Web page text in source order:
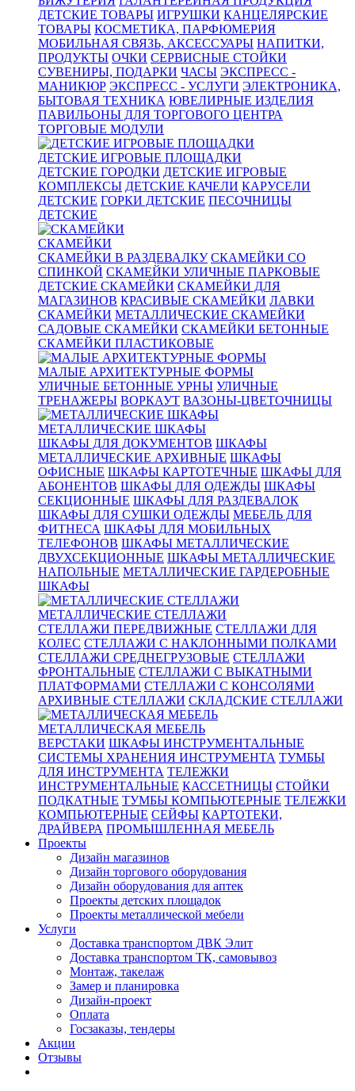
ДЕТСКИЕ ТОВАРЫ ИГРУШКИ КАНЦЕЛЯРСКИЕ
ТОВАРЫ КОСМЕТИКА, ПАРФЮМЕРИЯ
МОБИЛЬНАЯ СВЯЗЬ, АКСЕССУАРЫ НАПИТКИ,
ПРОДУКТЫ ОЧКИ СЕРВИСНЫЕ СТОЙКИ
СУВЕНИРЫ, ПОДАРКИ ЧАСЫ ЭКСПРЕСС -
МАНИКЮР ЭКСПРЕСС - УСЛУГИ ЭЛЕКТРОНИКА,
БЫТОВАЯ ТЕХНИКА ЮВЕЛИРНЫЕ ИЗДЕЛИЯ
ПАВИЛЬОНЫ ДЛЯ ТОРГОВОГО ЦЕНТРА
ТОРГОВЫЕ МОДУЛИ
ДЕТСКИЕ ИГРОВЫЕ ПЛОЩАДКИ
ДЕТСКИЕ ГОРОДКИ ДЕТСКИЕ ИГРОВЫЕ
КОМПЛЕКСЫ ДЕТСКИЕ КАЧЕЛИ КАРУСЕЛИ
ДЕТСКИЕ ГОРКИ ДЕТСКИЕ ПЕСОЧНИЦЫ
ДЕТСКИЕ
СКАМЕЙКИ
СКАМЕЙКИ В РАЗДЕВАЛКУ СКАМЕЙКИ СО
СПИНКОЙ СКАМЕЙКИ УЛИЧНЫЕ ПАРКОВЫЕ
ДЕТСКИЕ СКАМЕЙКИ СКАМЕЙКИ ДЛЯ
МАГАЗИНОВ КРАСИВЫЕ СКАМЕЙКИ ЛАВКИ
СКАМЕЙКИ МЕТАЛЛИЧЕСКИЕ СКАМЕЙКИ
САДОВЫЕ СКАМЕЙКИ СКАМЕЙКИ БЕТОННЫЕ
СКАМЕЙКИ ПЛАСТИКОВЫЕ
МАЛЫЕ АРХИТЕКТУРНЫЕ ФОРМЫ
УЛИЧНЫЕ БЕТОННЫЕ УРНЫ УЛИЧНЫЕ
ТРЕНАЖЕРЫ ВОРКАУТ ВАЗОНЫ-ЦВЕТОЧНИЦЫ
МЕТАЛЛИЧЕСКИЕ ШКАФЫ
ШКАФЫ ДЛЯ ДОКУМЕНТОВ ШКАФЫ
МЕТАЛЛИЧЕСКИЕ АРХИВНЫЕ ШКАФЫ
ОФИСНЫЕ ШКАФЫ КАРТОТЕЧНЫЕ ШКАФЫ ДЛЯ
АБОНЕНТОВ ШКАФЫ ДЛЯ ОДЕЖДЫ ШКАФЫ
СЕКЦИОННЫЕ ШКАФЫ ДЛЯ РАЗДЕВАЛОК
ШКАФЫ ДЛЯ СУШКИ ОДЕЖДЫ МЕБЕЛЬ ДЛЯ
ФИТНЕСА ШКАФЫ ДЛЯ МОБИЛЬНЫХ
ТЕЛЕФОНОВ ШКАФЫ МЕТАЛЛИЧЕСКИЕ
ДВУХСЕКЦИОННЫЕ ШКАФЫ МЕТАЛЛИЧЕСКИЕ
НАПОЛЬНЫЕ МЕТАЛЛИЧЕСКИЕ ГАРДЕРОБНЫЕ
ШКАФЫ
МЕТАЛЛИЧЕСКИЕ СТЕЛЛАЖИ
СТЕЛЛАЖИ ПЕРЕДВИЖНЫЕ СТЕЛЛАЖИ ДЛЯ
КОЛЕС СТЕЛЛАЖИ С НАКЛОННЫМИ ПОЛКАМИ
СТЕЛЛАЖИ СРЕДНЕГРУЗОВЫЕ СТЕЛЛАЖИ
ФРОНТАЛЬНЫЕ СТЕЛЛАЖИ С ВЫКАТНЫМИ
ПЛАТФОРМАМИ СТЕЛЛАЖИ С КОНСОЛЯМИ
АРХИВНЫЕ СТЕЛЛАЖИ СКЛАДСКИЕ СТЕЛЛАЖИ
МЕТАЛЛИЧЕСКАЯ МЕБЕЛЬ
ВЕРСТАКИ ШКАФЫ ИНСТРУМЕНТАЛЬНЫЕ
СИСТЕМЫ ХРАНЕНИЯ ИНСТРУМЕНТА ТУМБЫ
ДЛЯ ИНСТРУМЕНТА ТЕЛЕЖКИ
ИНСТРУМЕНТАЛЬНЫЕ КАССЕТНИЦЫ СТОЙКИ
ПОДКАТНЫЕ ТУМБЫ КОМПЬЮТЕРНЫЕ ТЕЛЕЖКИ
КОМПЬЮТЕРНЫЕ СЕЙФЫ КАРТОТЕКИ,
ДРАЙВЕРА ПРОМЫШЛЕННАЯ МЕБЕЛЬ
Проекты
Дизайн магазинов
Дизайн торгового оборудования
Дизайн оборудования для аптек
Проекты детских площадок
Проекты металлической мебели
Услуги
Доставка транспортом ДВК Элит
Доставка транспортом ТК, самовывоз
Монтаж, такелаж
Замер и планировка
Дизайн-проект
Оплата
Госзаказы, тендеры
Акции
Отзывы